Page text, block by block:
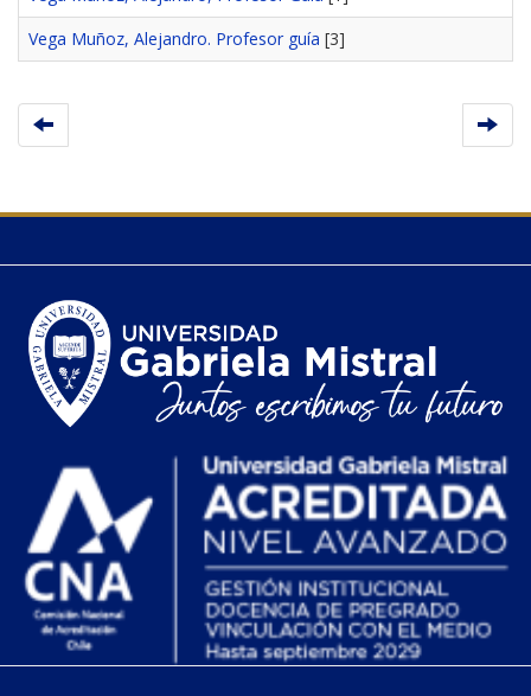
Vega Muñoz, Alejandro. Profesor guía [3]